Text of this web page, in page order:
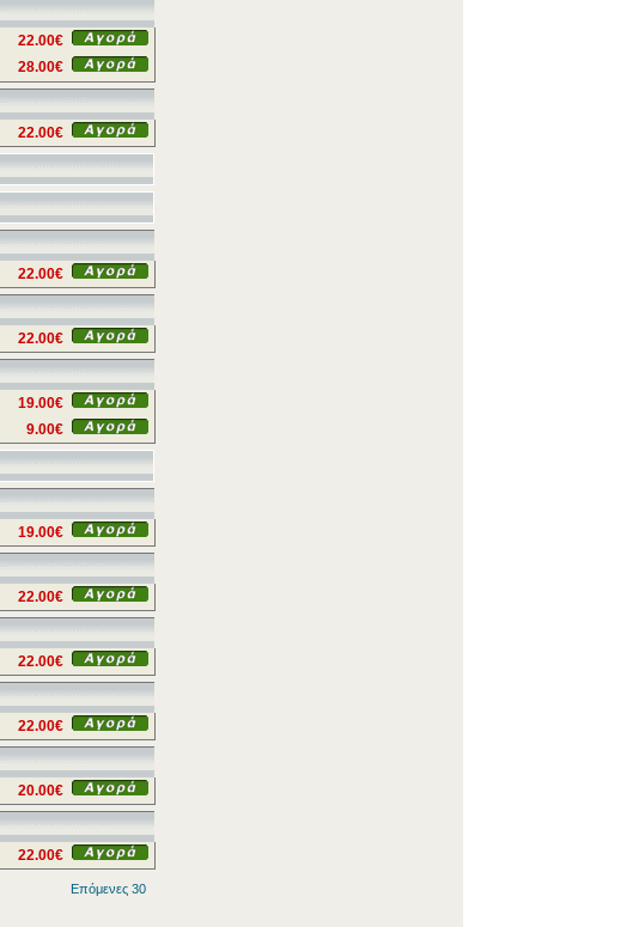
22.00€
28.00€
22.00€
22.00€
22.00€
19.00€
9.00€
19.00€
22.00€
22.00€
22.00€
20.00€
22.00€
Επόμενες 30